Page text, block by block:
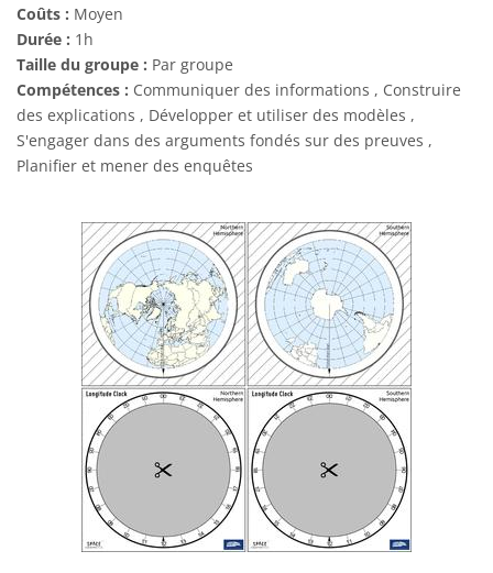
Coûts : Moyen
Durée : 1h
Taille du groupe : Par groupe
Compétences : Communiquer des informations , Construire
des explications , Développer et utiliser des modèles ,
S'engager dans des arguments fondés sur des preuves ,
Planifier et mener des enquêtes